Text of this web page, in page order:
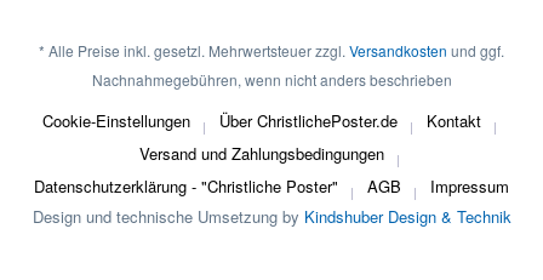
* Alle Preise inkl. gesetzl. Mehrwertsteuer zzgl. Versandkosten und ggf.
Nachnahmegebühren, wenn nicht anders beschrieben
Cookie-Einstellungen Über ChristlichePoster.de
Kontakt
Versand und Zahlungsbedingungen
Datenschutzerklärung - "Christliche Poster"
AGB
Impressum
Design und technische Umsetzung by Kindshuber Design & Technik